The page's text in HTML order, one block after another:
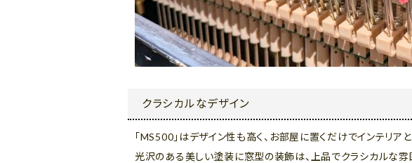
クラシカルなデザイン
「MS500」はデザイン性も高く、お部屋に置くだけでインテリアと
光沢のある美しい塗装に窓型の装飾は、上品でクラシカルな雰